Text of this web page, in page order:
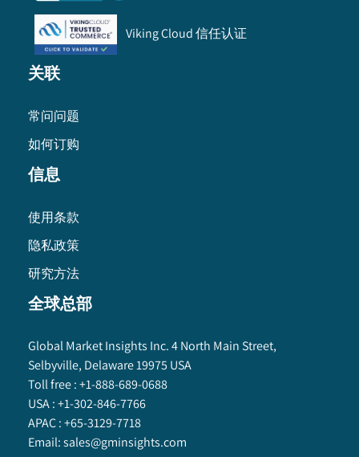
Viking Cloud 信任认证
关联
常问问题
如何订购
信息
使用条款
隐私政策
研究方法
全球总部
Global Market Insights Inc. 4 North Main Street,
Selbyville, Delaware 19975 USA
Toll free :+1-888-689-0688
USA :+1-302-846-7766
APAC :+65-3129-7718
Email:sales@gminsights.com